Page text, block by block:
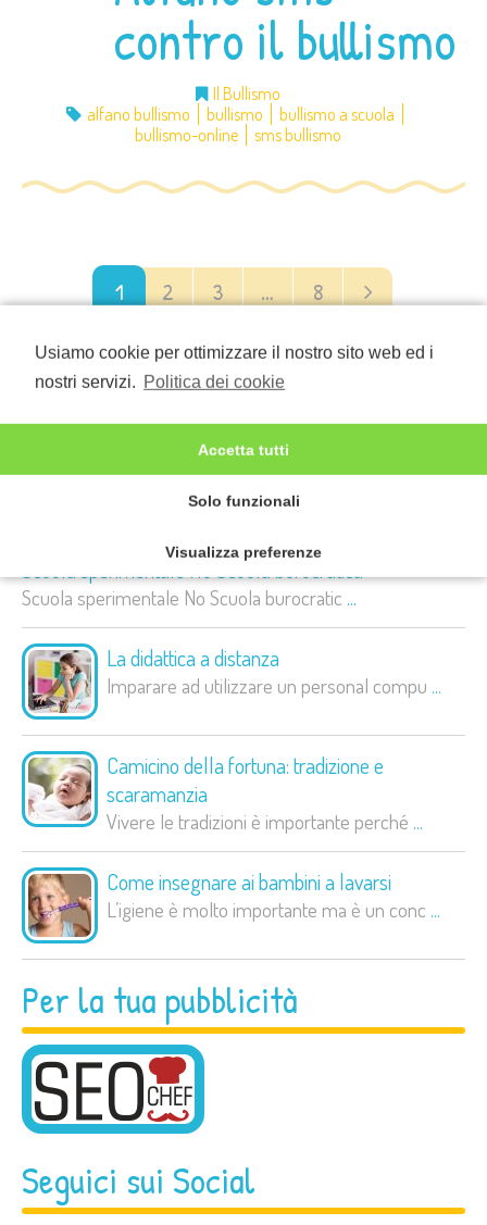
Usiamo cookie per ottimizzare il nostro sito web ed i
nostri servizi. Politica dei cookie
Accetta tutti
Solo funzionali
Visualizza preferenze
Ultimi articoli
Scuola sperimentale No Scuola burocratica
Scuola sperimentale No Scuola burocratic ...
La didattica a distanza
Imparare ad utilizzare un personal compu ...
Camicino della fortuna: tradizione e
scaramanzia
Vivere le tradizioni è importante perché ...
Come insegnare ai bambini a lavarsi
L’igiene è molto importante ma è un conc ...
Per la tua pubblicità
Seguici sui Social
contro il bullismo
Il Bullismo
alfano bullismo
bullismo
bullismo a scuola
bullismo-online
sms bullismo
1 2 3 … 8